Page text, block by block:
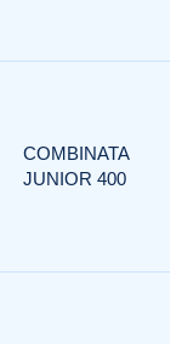
COMBINATA
JUNIOR 400